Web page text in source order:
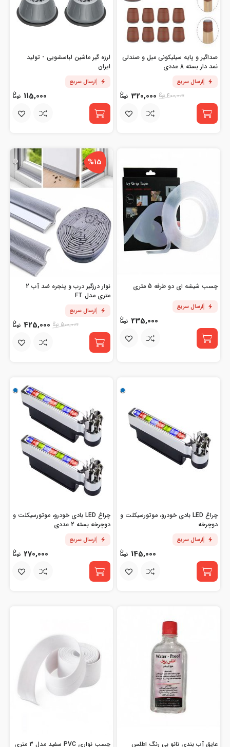
صداگیر و پایه سیلیکونی مبل و صندلی
نمد دار بسته 8 عددی
ارسال سریع
400,000
320,000
لرزه گیر ماشین لباسشویی - تولید
ایران
ارسال سریع
115,000
چسب شیشه ای دو طرفه 5 متری
ارسال سریع
235,000
%15
نوار درزگیر درب و پنجره ضد آب 2
متری مدل FT
ارسال سریع
500,000
425,000
چراغ LED بادی خودرو، موتورسیکلت و
دوچرخه
ارسال سریع
145,000
چراغ LED بادی خودرو، موتورسیکلت و
دوچرخه بسته 2 عددی
ارسال سریع
270,000
عایق آب بندی نانو بی رنگ اطلس
چسب نواری PVC سفید مدل 3 متری